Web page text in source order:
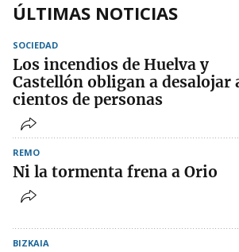
ÚLTIMAS NOTICIAS
SOCIEDAD
Los incendios de Huelva y
Castellón obligan a desalojar
cientos de personas
REMO
Ni la tormenta frena a Orio
BIZKAIA